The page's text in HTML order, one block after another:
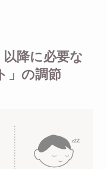
降に必要な
」の調節